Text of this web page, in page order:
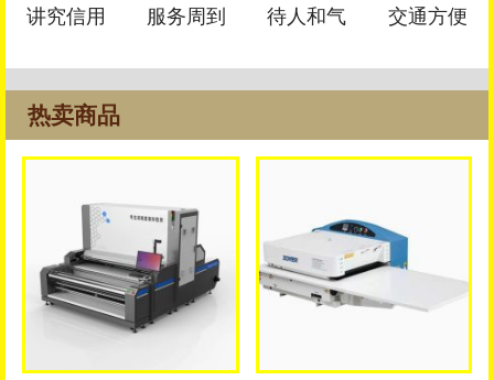
讲究信用 服务周到 待人和气 交通方便
热卖商品